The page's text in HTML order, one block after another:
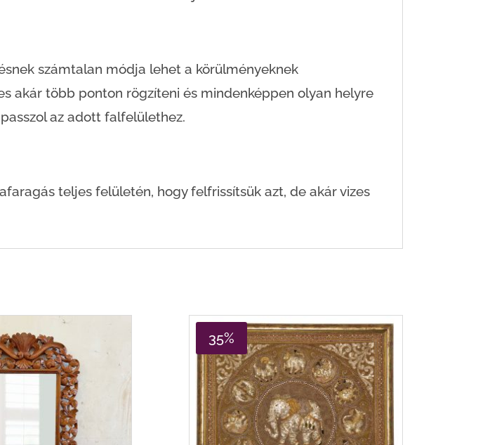
számtalan módja lehet a körülményeknek
akár több ponton rögzíteni és mindenképpen olyan helyre
az adott falfelülethez.
teljes felületén, hogy felfrissítsük azt, de akár vizes
35%